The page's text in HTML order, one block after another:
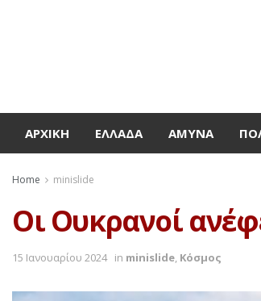
ΑΡΧΙΚΉ ΕΛΛΆΔΑ ΆΜΥΝΑ
Home minislide
Οι Ουκρανοί
15 Ιανουαρίου 2024 in minislide, Κόσμος